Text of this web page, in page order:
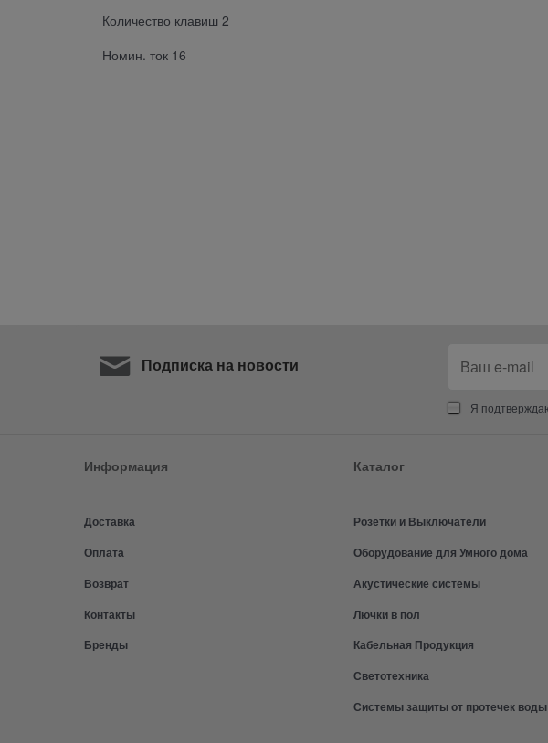
Количество клавиш 2
Номин. ток 16
Подписка на новости
Я
Информация
Доставка
Оплата
Возврат
Контакты
Бренды
Каталог
Розетки и Выключатели
Оборудование для Умного дома
Акустические системы
Лючки в пол
Кабельная Продукция
Светотехника
Системы защиты от протечек воды